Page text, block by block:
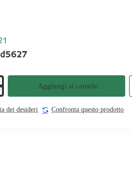
Aggiungi al carrello
dei desideri Confronta questo prodotto